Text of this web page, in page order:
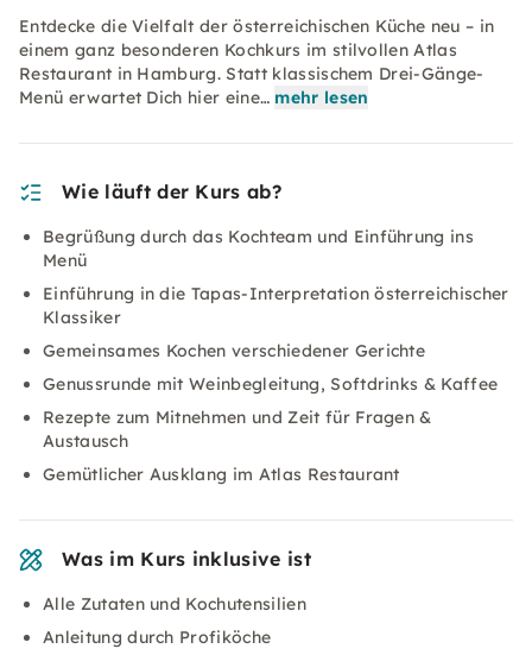
Entdecke die Vielfalt der österreichischen Küche neu – in
einem ganz besonderen Kochkurs im stilvollen Atlas
Restaurant in Hamburg. Statt klassischem Drei-Gänge-
Menü erwartet Dich hier eine… mehr lesen
Wie läuft der Kurs ab?
Begrüßung durch das Kochteam und Einführung ins
Menü
Einführung in die Tapas-Interpretation österreichischer
Klassiker
Gemeinsames Kochen verschiedener Gerichte
Genussrunde mit Weinbegleitung, Softdrinks & Kaffee
Rezepte zum Mitnehmen und Zeit für Fragen &
Austausch
Gemütlicher Ausklang im Atlas Restaurant
Was im Kurs inklusive ist
Alle Zutaten und Kochutensilien
Anleitung durch Profiköche